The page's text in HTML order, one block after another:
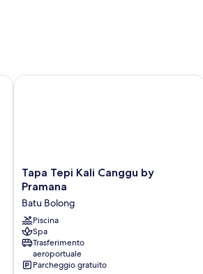
Tapa
Tepi
Canggu
by
Pramana
Batu
Bolong
Tapa Tepi Kali Canggu by
Pramana
Batu Bolong
Piscina
Spa
Trasferimento
aeroportuale
Parcheggio gratuito
Tapa Tepi Kali Canggu by Pramana